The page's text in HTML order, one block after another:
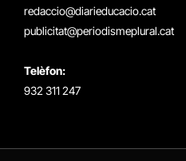
redaccio@diarieducacio.cat
publicitat@periodismeplural.cat
Telèfon:
932 311 247